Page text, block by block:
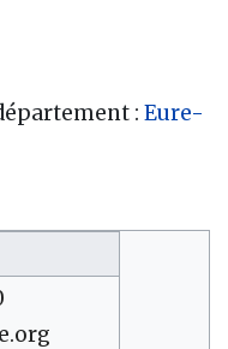
: Eure-